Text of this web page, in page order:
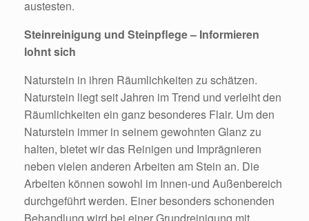
austesten.
Steinreinigung und Steinpflege – Informieren
lohnt sich
Naturstein in ihren Räumlichkeiten zu schätzen.
Naturstein liegt seit Jahren im Trend und verleiht den
Räumlichkeiten ein ganz besonderes Flair. Um den
Naturstein immer in seinem gewohnten Glanz zu
halten, bietet wir das Reinigen und Imprägnieren
neben vielen anderen Arbeiten am Stein an. Die
Arbeiten können sowohl im Innen-und Außenbereich
durchgeführt werden. Einer besonders schonenden
Behandlung wird bei einer Grundreinigung mit